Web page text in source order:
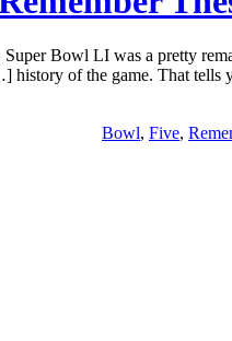
Bowl LI was a pretty
history of the game. That tells
Bowl, Five,